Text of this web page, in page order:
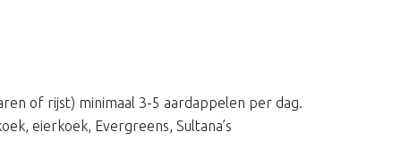
of rijst) minimaal 3-5 aardappelen per dag.
eierkoek, Evergreens, Sultana’s